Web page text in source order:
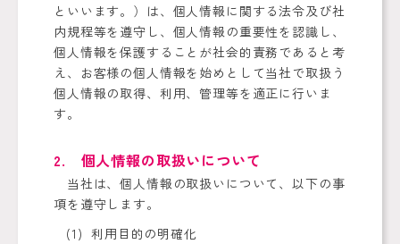
といいます。）は、個人情報に関する法令及び社
内規程等を遵守し、個人情報の重要性を認識し、
個人情報を保護することが社会的責務であると考
え、お客様の個人情報を始めとして当社で取扱う
個人情報の取得、利用、管理等を適正に行いま
す。
2. 個人情報の取扱いについて
当社は、個人情報の取扱いについて、以下の事
項を遵守します。
利用目的の明確化